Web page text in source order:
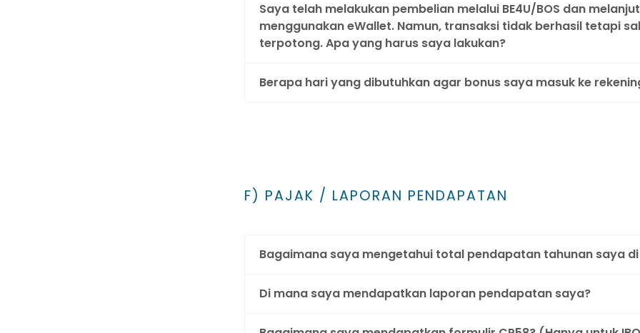
Saya telah melakukan pembelian melalui BE4U/BOS dan
menggunakan eWallet. Namun, transaksi tidak berhasil tetapi
terpotong. Apa yang harus saya lakukan?
Berapa hari yang dibutuhkan agar bonus saya masuk ke
F) PAJAK / LAPORAN PENDAPATAN
Bagaimana saya mengetahui total pendapatan tahunan saya di
Di mana saya mendapatkan laporan pendapatan saya?